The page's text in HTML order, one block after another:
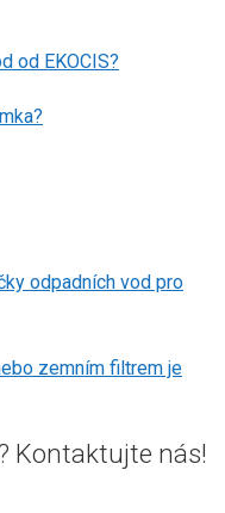
od EKOCIS?
odpadních vod pro
zemním filtrem je
Kontaktujte nás!